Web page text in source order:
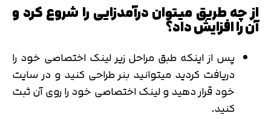
از چه طریق میتوان درآمدزایی را شروع کرد و
آن را افزایش داد؟
پس از اینکه طبق مراحل زیر لینک اختصاصی خود را
دریافت کردید میتوانید بنر طراحی کنید و در سایت
خود قرار دهید و لینک اختصاصی خود را روی آن ثبت
کنید.